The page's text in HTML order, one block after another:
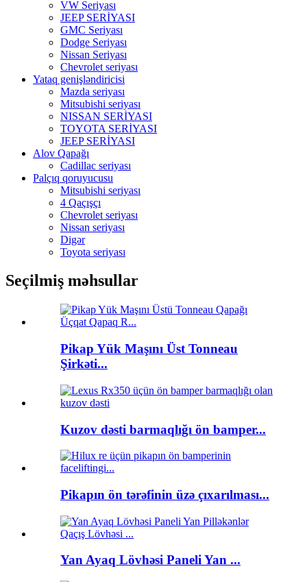
VW Seriyası
JEEP SERİYASI
GMC Seriyası
Dodge Seriyası
Nissan Seriyası
Chevrolet seriyası
Yataq genişləndiricisi
Mazda seriyası
Mitsubishi seriyası
NISSAN SERİYASI
TOYOTA SERİYASI
JEEP SERİYASI
Alov Qapağı
Cadillac seriyası
Palçıq qoruyucusu
Mitsubishi seriyası
4 Qaçışçı
Chevrolet seriyası
Nissan seriyası
Digər
Toyota seriyası
Seçilmiş məhsullar
Pikap Yük Maşını Üst Tonneau
Şirkəti...
Kuzov dəsti barmaqlığı ön bamper...
Pikapın ön tərəfinin üzə çıxarılması...
Yan Ayaq Lövhəsi Paneli Yan ...